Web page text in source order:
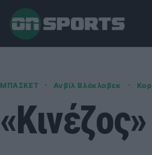
ΜΠΑΣΚΕΤ · Ανβίλ Βλόκλαβεκ ·